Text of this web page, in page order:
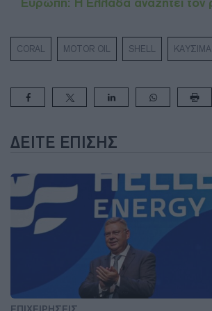
CORAL MOTOR OIL SHELL ΚΑΥΣΙΜΑ
ΔΕΊΤΕ ΕΠΊΣΗΣ